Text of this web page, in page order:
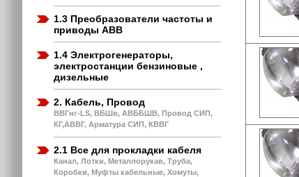
1.3 Преобразователи частоты и
приводы ABB
1.4 Электрогенераторы,
электростанции бензиновые ,
дизельные
2. Кабель, Провод
ВВГнг-LS, ВБШв, АВББШВ, Провод СИП,
КГ,АВВГ, Арматура СИП, КВВГ
2.1 Все для прокладки кабеля
Канал, Лотки, Металлорукав, Труба,
Коробки, Муфты кабельные, Хомуты,